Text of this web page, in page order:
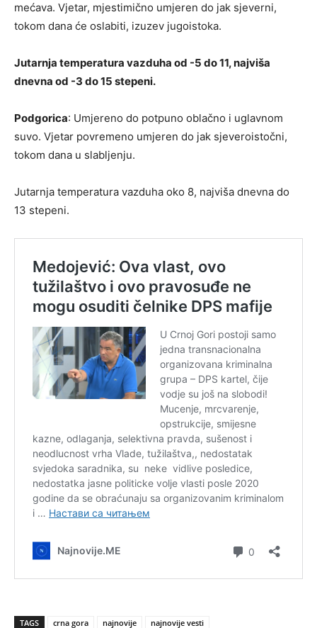
mećava. Vjetar, mjestimično umjeren do jak sjeverni,
tokom dana će oslabiti, izuzev jugoistoka.
Jutarnja temperatura vazduha od -5 do 11, najviša
dnevna od -3 do 15 stepeni.
Podgorica: Umjereno do potpuno oblačno i uglavnom
suvo. Vjetar povremeno umjeren do jak sjeveroistočni,
tokom dana u slabljenju.
Jutarnja temperatura vazduha oko 8, najviša dnevna do
13 stepeni.
TAGS crna gora najnovije najnovije vesti